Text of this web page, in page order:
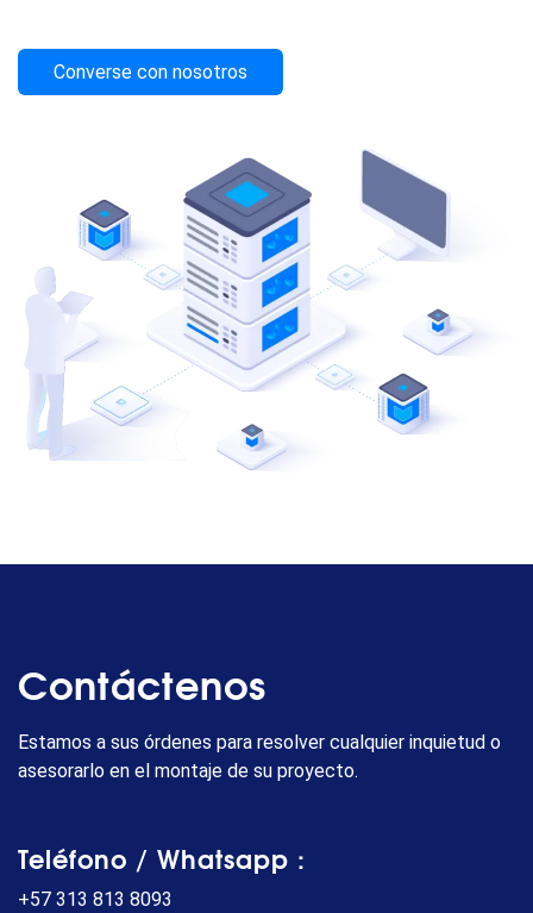
Converse con nosotros
Contáctenos
Estamos a sus órdenes para resolver cualquier inquietud o
asesorarlo en el montaje de su proyecto.
Teléfono / Whatsapp :
+57 313 813 8093